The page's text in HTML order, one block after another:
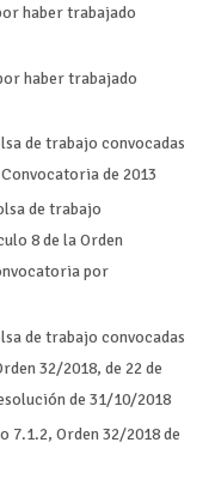
haber trabajado
haber trabajado
de trabajo convocadas
de 2013
de trabajo
8 de la Orden
por
de trabajo convocadas
32/2018, de 22 de
de 31/10/2018
7.1.2, Orden 32/2018 de